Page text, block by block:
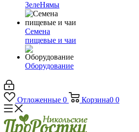
ЗелеНямы
Семена
пищевые и чаи
Оборудование
Отложенные 0 Корзина0 0